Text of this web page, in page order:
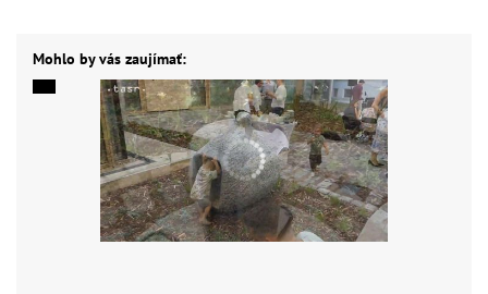
Mohlo by vás zaujímať: